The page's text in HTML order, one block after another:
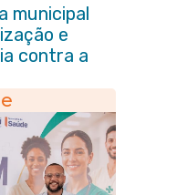
municipal
e
contra a